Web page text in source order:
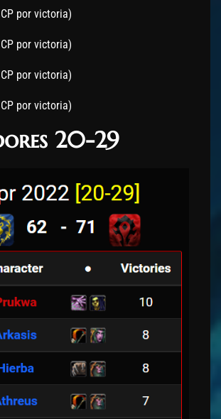
por victoria)
por victoria)
por victoria)
por victoria)
20-29